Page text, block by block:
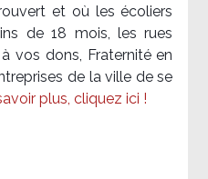
et où les écoliers
de 18 mois, les rues
vos dons, Fraternité en
de la ville de se
plus, cliquez ici !